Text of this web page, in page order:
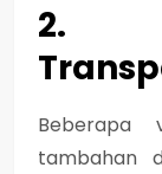
2.
Beberapa
tambahan